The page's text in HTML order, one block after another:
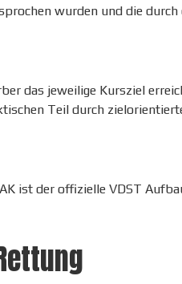
wurden und die
das jeweilige Kursziel
Teil durch
ist der offizielle VDST